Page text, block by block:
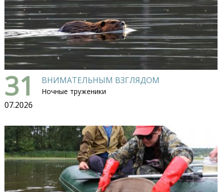
31
07.2026
ВНИМАТЕЛЬНЫМ ВЗГЛЯДОМ
Ночные труженики